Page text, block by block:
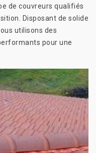
de couvreurs qualifiés
Disposant de solide
utilisons des
pour une